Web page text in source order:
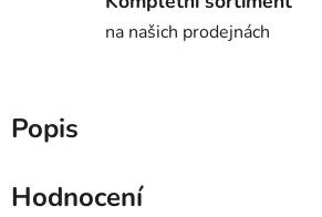
na našich prodejnách
Popis
Hodnocení